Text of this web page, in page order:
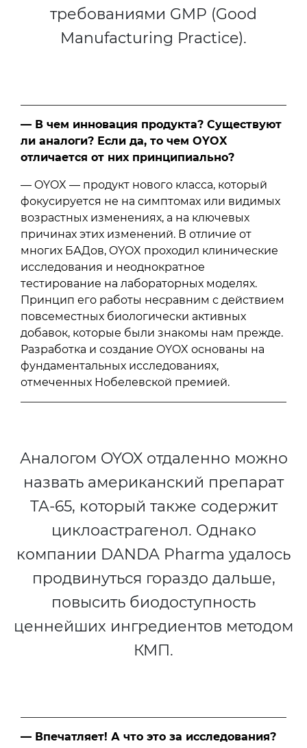
требованиями GMP (Good
Manufacturing Practice).
— В чем инновация продукта? Существуют
ли аналоги? Если да, то чем OYOX
отличается от них принципиально?
— OYOX — продукт нового класса, который
фокусируется не на симптомах или видимых
возрастных изменениях, а на ключевых
причинах этих изменений. В отличие от
многих БАДов, OYOX проходил клинические
исследования и неоднократное
тестирование на лабораторных моделях.
Принцип его работы несравним с действием
повсеместных биологически активных
добавок, которые были знакомы нам прежде.
Разработка и создание OYOX основаны на
фундаментальных исследованиях,
отмеченных Нобелевской премией.
Аналогом OYOX отдаленно можно
назвать американский препарат
TA-65, который также содержит
циклоастрагенол. Однако
компании DANDA Pharma удалось
продвинуться гораздо дальше,
повысить биодоступность
ценнейших ингредиентов методом
КМП.
— Впечатляет! А что это за исследования?